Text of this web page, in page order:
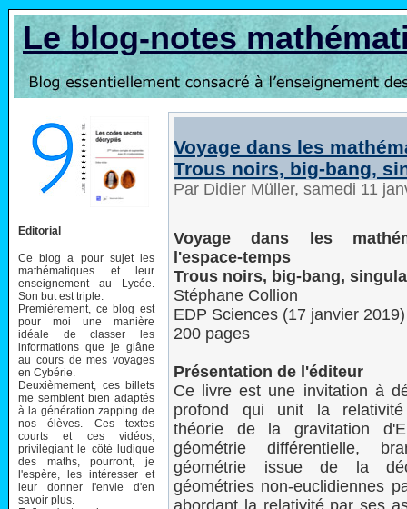
Le blog-notes
Editorial
Ce blog a pour sujet les
mathématiques et leur
enseignement au Lycée.
Son but est triple.
Premièrement, ce blog est
pour moi une manière
idéale de classer les
informations que je glâne
au cours de mes voyages
en Cybérie.
Deuxièmement, ces billets
me semblent bien adaptés
à la génération zapping de
nos élèves. Ces textes
courts et ces vidéos,
privilégiant le côté ludique
des maths, pourront, je
l'espère, les intéresser et
leur donner l'envie d'en
savoir plus.
Voyage dans les
Trous noirs, big-bang,
Par Didier Müller, samedi 11
Voyage dans les
l'espace-temps
Trous noirs, big-bang,
Stéphane Collion
EDP Sciences (17 janvier 2019)
200 pages
Présentation de l'éditeur
Ce livre est une invitation à
profond qui unit la
théorie de la gravitation
géométrie différentielle,
géométrie issue de la
géométries non-euclidiennes
abordant la relativité par ses